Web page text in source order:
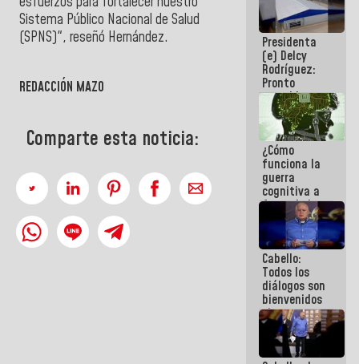
Sistema Público Nacional de Salud
(SPNS)", reseñó Hernández.
REDACCIÓN MAZO
Comparte esta noticia:
al plan de
ahorro
energético
Presidenta
(e) Delcy
Rodríguez:
Pronto
restableceremos
las
operaciones
en el
Aeropuerto
Internacional
de
Maiquetía
¿Cómo
funciona la
guerra
cognitiva a
favor de la
narrativa
hegemónica?
(1)
Cabello:
Todos los
diálogos son
bienvenidos
siempre que
estén en el
marco de la
Constitución